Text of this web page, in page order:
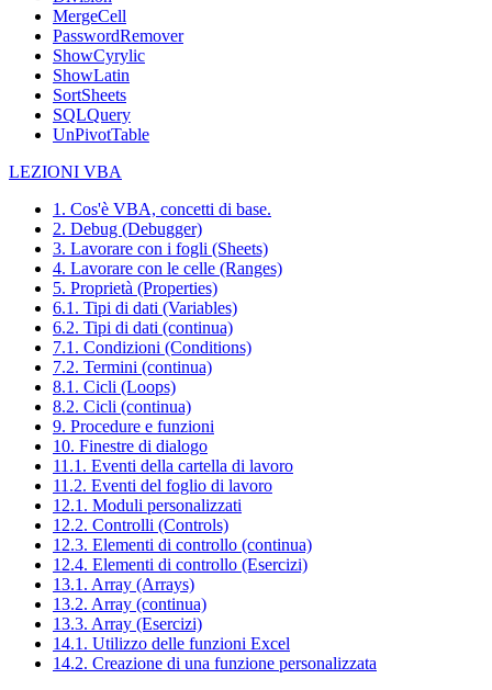
MergeCell
PasswordRemover
ShowCyrylic
ShowLatin
SortSheets
SQLQuery
UnPivotTable
LEZIONI VBA
1. Cos'è VBA, concetti di base.
2. Debug (Debugger)
3. Lavorare con i fogli (Sheets)
4. Lavorare con le celle (Ranges)
5. Proprietà (Properties)
6.1. Tipi di dati (Variables)
6.2. Tipi di dati (continua)
7.1. Condizioni (Conditions)
7.2. Termini (continua)
8.1. Cicli (Loops)
8.2. Cicli (continua)
9. Procedure e funzioni
10. Finestre di dialogo
11.1. Eventi della cartella di lavoro
11.2. Eventi del foglio di lavoro
12.1. Moduli personalizzati
12.2. Controlli (Controls)
12.3. Elementi di controllo (continua)
12.4. Elementi di controllo (Esercizi)
13.1. Array (Arrays)
13.2. Array (continua)
13.3. Array (Esercizi)
14.1. Utilizzo delle funzioni Excel
14.2. Creazione di una funzione personalizzata